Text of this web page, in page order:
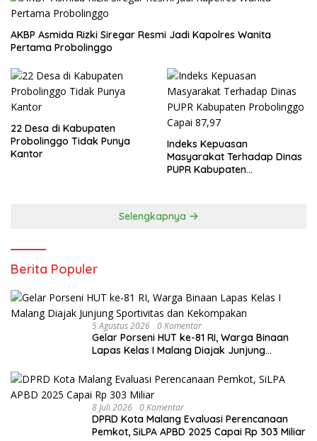
AKBP Asmida Rizki Siregar Resmi Jadi Kapolres Wanita
Pertama Probolinggo
22 Desa di Kabupaten
Probolinggo Tidak Punya
Kantor
Indeks Kepuasan
Masyarakat Terhadap Dinas
PUPR Kabupaten
Selengkapnya
Berita Populer
5 Agustus 2026 0 Komentar
Gelar Porseni HUT ke-81 RI, Warga Binaan
Lapas Kelas I Malang Diajak Junjung
8 Juli 2026 0 Komentar
DPRD Kota Malang Evaluasi Perencanaan
Pemkot, SiLPA APBD 2025 Capai Rp 303 Miliar